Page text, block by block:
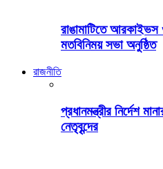
রাঙামাটিতে আরকাইভস
মতবিনিময় সভা অনুষ্ঠিত
রাজনীতি
প্রধানমন্ত্রীর নির্দেশ
নেতৃবৃন্দের